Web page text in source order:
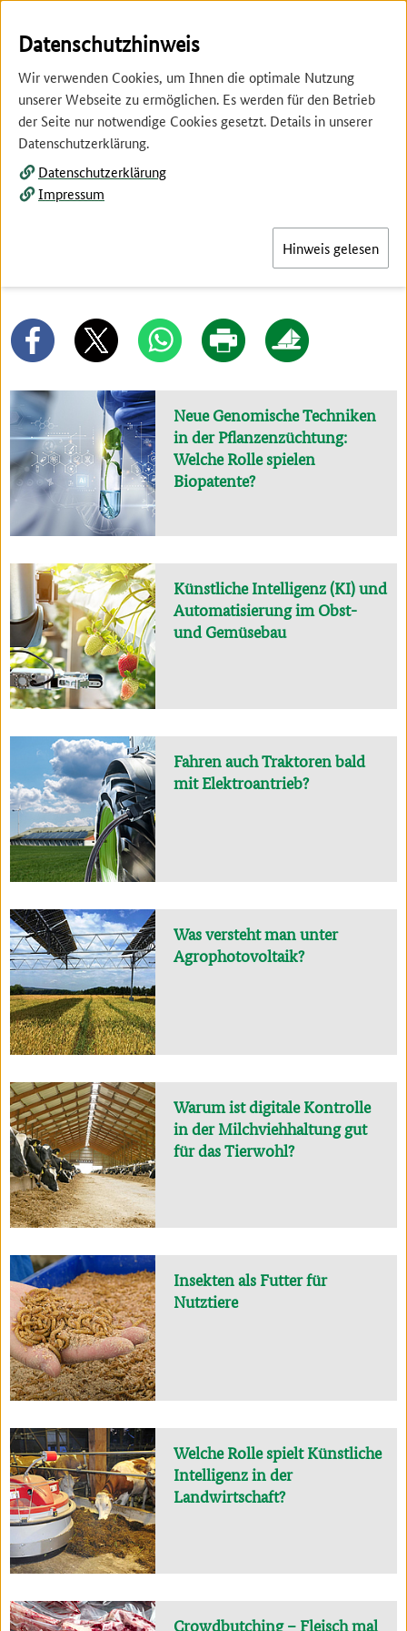
Springe
Hauptnavigation
Springe
Inhalt
Trends und Innovationen
Neue Genomische Techniken
in der Pflanzenzüchtung:
Welche Rolle spielen
Biopatente?
Künstliche Intelligenz (KI) und
Automatisierung im Obst-
und Gemüsebau
Fahren auch Traktoren bald
mit Elektroantrieb?
Was versteht man unter
Agrophotovoltaik?
Warum ist digitale Kontrolle
in der Milchviehhaltung gut
für das Tierwohl?
Insekten als Futter für
Nutztiere
Welche Rolle spielt Künstliche
Intelligenz in der
Landwirtschaft?
Crowdbutching – Fleisch mal
Datenschutzhinweis
Wir verwenden Cookies, um Ihnen die optimale Nutzung
unserer Webseite zu ermöglichen. Es werden für den Betrieb
der Seite nur notwendige Cookies gesetzt. Details in unserer
Datenschutzerklärung.
Datenschutzerklärung
Impressum
Hinweis gelesen